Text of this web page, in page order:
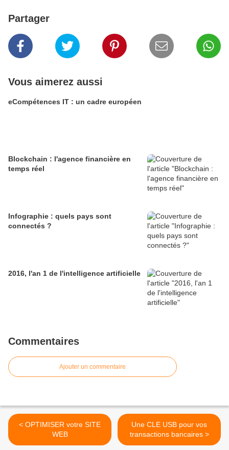
Partager
Vous aimerez aussi
eCompétences IT : un cadre européen
Blockchain : l'agence financière en
temps réel
Infographie : quels pays sont
connectés ?
2016, l'an 1 de l'intelligence artificielle
Commentaires
Ajouter un commentaire
< OPTIMISER votre SITE
WEB
Une CLE USB pour vos
transactions bancaires >